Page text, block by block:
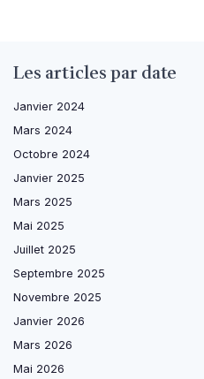
Les articles par date
Janvier 2024
Mars 2024
Octobre 2024
Janvier 2025
Mars 2025
Mai 2025
Juillet 2025
Septembre 2025
Novembre 2025
Janvier 2026
Mars 2026
Mai 2026